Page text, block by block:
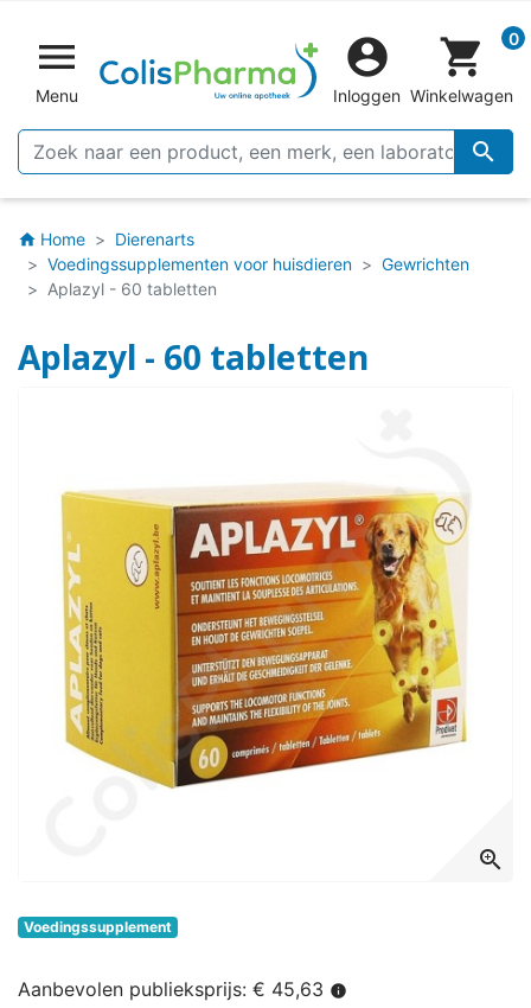

Menu


Inloggen
shopping_cart 0
Winkelwagen
home Home
Dierenarts
Voedingssupplementen voor huisdieren
Gewrichten
Aplazyl - 60 tabletten
Aplazyl - 60 tabletten
zoom_in
Voedingssupplement
Aanbevolen publieksprijs: € 45,63 info